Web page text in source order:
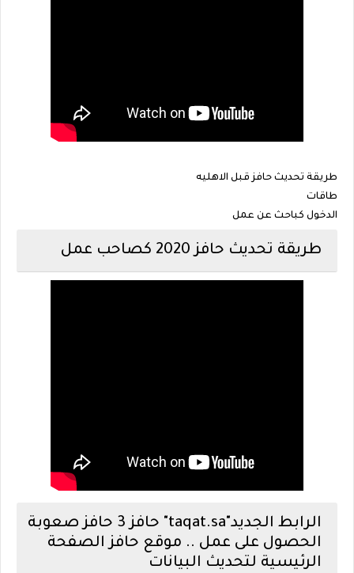
طريقة تحديث حافز قبل الاهليه
طاقات
الدخول كباحث عن عمل
طريقة تحديث حافز 2020 كصاحب عمل
الرابط الجديد"taqat.sa" حافز 3 حافز صعوبة
الحصول على عمل .. موقع حافز الصفحة
الرئيسية لتحديث البيانات